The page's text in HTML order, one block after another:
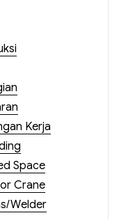
Kerja
Space
Crane
Welder